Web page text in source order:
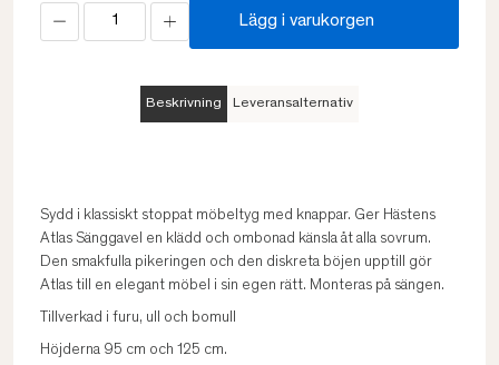
Lägg i varukorgen
Beskrivning Leveransalternativ
Sydd i klassiskt stoppat möbeltyg med knappar. Ger Hästens
Atlas Sänggavel en klädd och ombonad känsla åt alla sovrum.
Den smakfulla pikeringen och den diskreta böjen upptill gör
Atlas till en elegant möbel i sin egen rätt. Monteras på sängen.
Tillverkad i furu, ull och bomull
Höjderna 95 cm och 125 cm.